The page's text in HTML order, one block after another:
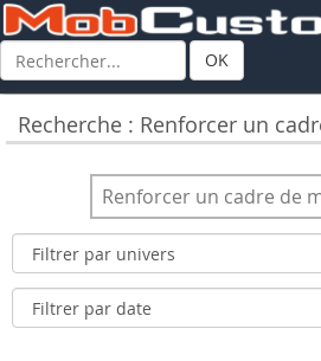
OK
Recherche : Renforcer un